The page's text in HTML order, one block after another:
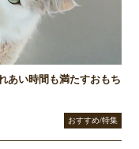
あい時間も満たすおもち
おすすめ/特集